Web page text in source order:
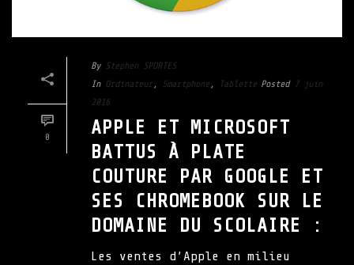
0
By Stephen SPORTES
In Ordinateur , Smartphone , Tablette Posted 7 juin
2016
APPLE ET MICROSOFT
BATTUS À PLATE
COUTURE PAR GOOGLE ET
SES CHROMEBOOK SUR LE
DOMAINE DU SCOLAIRE :
Les ventes d’Apple en milieu